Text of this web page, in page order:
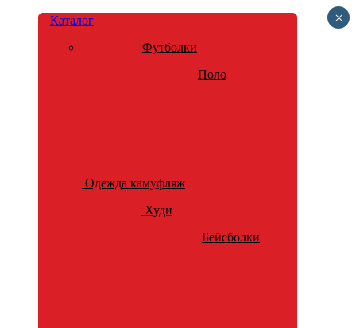
Каталог
Футболки
Поло
Одежда камуфляж
Худи
Бейсболки
×